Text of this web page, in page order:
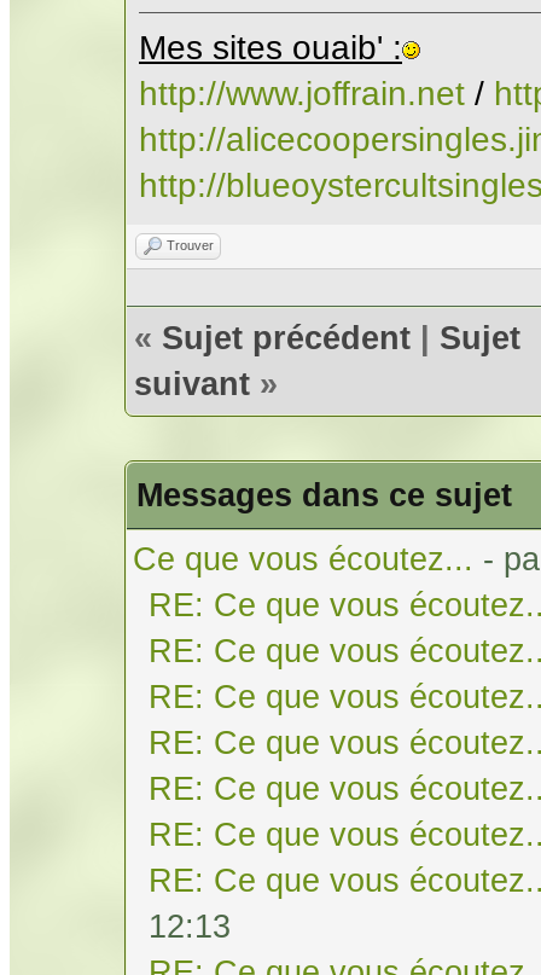
Mes sites ouaib' :
http://www.joffrain.net /
http://
http://
Trouver
« Sujet précédent | Sujet
suivant »
Messages dans ce sujet
Ce que vous écoutez... -
RE: Ce que vous
RE: Ce que vous
RE: Ce que vous
RE: Ce que vous
RE: Ce que vous
RE: Ce que vous
RE: Ce que vous
12:13